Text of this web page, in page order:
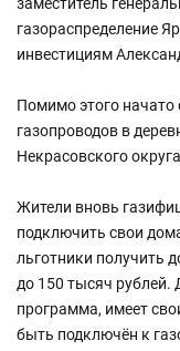
заместитель
газораспределение
инвестициям
Помимо этого начато
газопроводов в
Некрасовского
Жители вновь
подключить свои
льготники получить
до 150 тысяч рублей.
программа, имеет
быть подключён к